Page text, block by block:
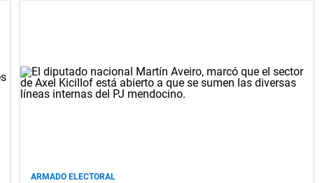
ARMADO ELECTORAL